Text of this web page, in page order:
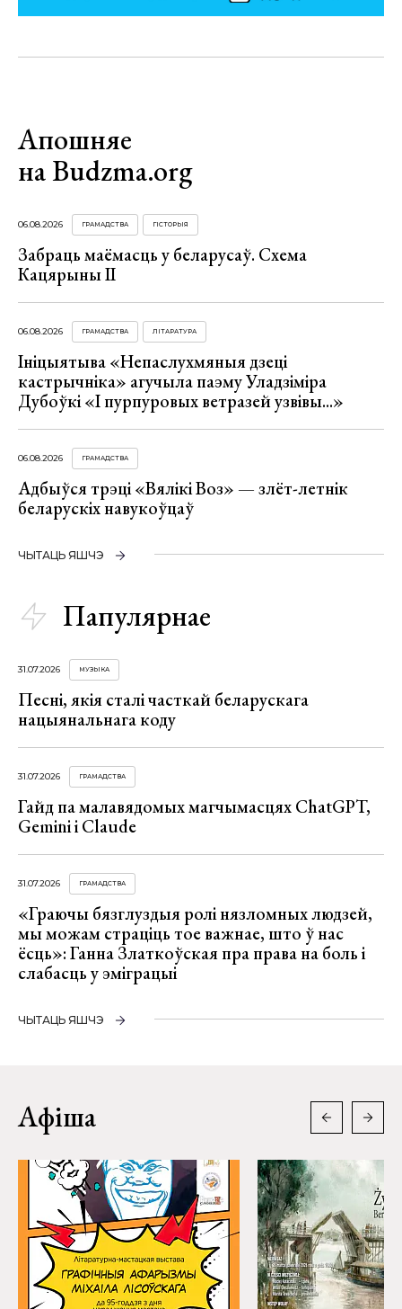
Апошняе
на Budzma.org
06.08.2026 ГРАМАДСТВА ГІСТОРЫЯ
Забраць маёмасць у беларусаў. Схема
Кацярыны ІІ
06.08.2026 ГРАМАДСТВА ЛІТАРАТУРА
Ініцыятыва «Непаслухмяныя дзеці
кастрычніка» агучыла паэму Уладзіміра
Дубоўкі «І пурпуровых ветразей узвівы...»
06.08.2026 ГРАМАДСТВА
Адбыўся трэці «Вялікі Воз» — злёт-летнік
беларускіх навукоўцаў
ЧЫТАЦЬ ЯШЧЭ
Папулярнае
31.07.2026 МУЗЫКА
Песні, якія сталі часткай беларускага
нацыянальнага коду
31.07.2026 ГРАМАДСТВА
Гайд па малавядомых магчымасцях ChatGPT,
Gemini і Claude
31.07.2026 ГРАМАДСТВА
«Граючы бязглуздыя ролі нязломных людзей,
мы можам страціць тое важнае, што ў нас
ёсць»: Ганна Златкоўская пра права на боль і
слабасць у эміграцыі
ЧЫТАЦЬ ЯШЧЭ
Афіша